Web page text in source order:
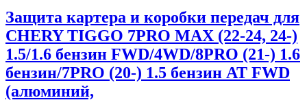
Защита картера и коробки передач для
CHERY TIGGO 7PRO MAX (22-24, 24-)
1.5/1.6 бензин FWD/4WD/8PRO (21-) 1.6
бензин/7PRO (20-) 1.5 бензин AT FWD
(алюминий,